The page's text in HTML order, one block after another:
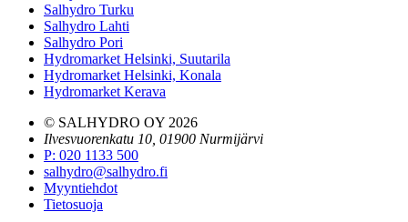
Salhydro Turku
Salhydro Lahti
Salhydro Pori
Hydromarket Helsinki, Suutarila
Hydromarket Helsinki, Konala
Hydromarket Kerava
© SALHYDRO OY 2026
Ilvesvuorenkatu 10, 01900 Nurmijärvi
P: 020 1133 500
salhydro@salhydro.fi
Myyntiehdot
Tietosuoja